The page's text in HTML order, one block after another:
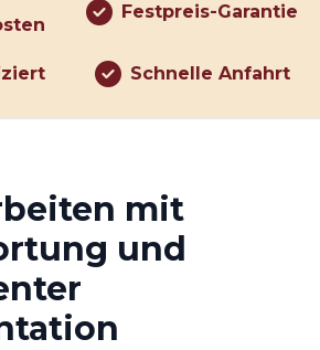
Festpreis-Garantie
Schnelle Anfahrt
mit
und